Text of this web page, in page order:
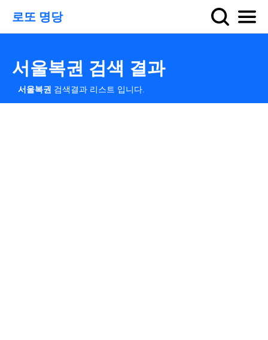
로또 명당
서울복권 검색 결과
서울복권 검색결과 리스트 입니다.